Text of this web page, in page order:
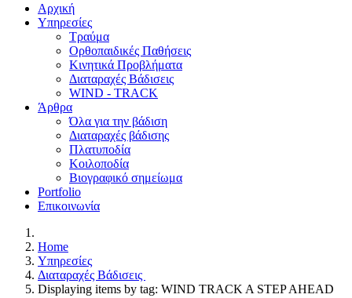
Αρχική
Υπηρεσίες
Τραύμα
Ορθοπαιδικές Παθήσεις
Κινητικά Προβλήματα
Διαταραχές Βάδισεις
WIND - TRACK
Άρθρα
Όλα για την βάδιση
Διαταραχές βάδισης
Πλατυποδία
Κοιλοποδία
Βιογραφικό σημείωμα
Portfolio
Επικοινωνία
Home
Υπηρεσίες
Διαταραχές Βάδισεις
Displaying items by tag: WIND TRACK A STEP AHEAD